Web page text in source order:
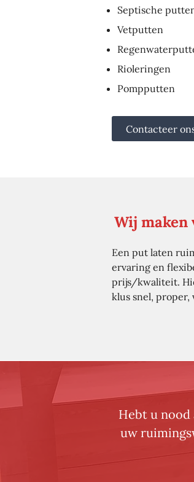
Septische
Vetputten
Rioleringen
Pompputten
Contacteer
Wij maken
Een put laten
ervaring en
prijs/kwaliteit.
klus snel,
Hebt u nood
uw